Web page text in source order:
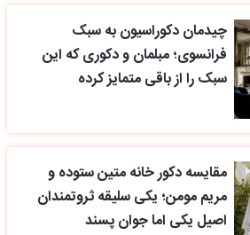
چیدمان دکوراسیون به سبک
فرانسوی؛ مبلمان و دکوری که این
سبک را از باقی متمایز کرده
مقایسه دکور خانه متین ستوده و
مریم مومن؛ یکی سلیقه ثروتمندان
اصیل یکی اما جوان پسند